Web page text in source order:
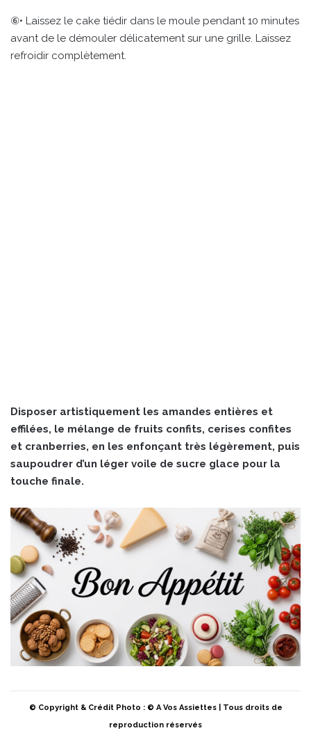
⑥• Laissez le cake tiédir dans le moule pendant 10 minutes
avant de le démouler délicatement sur une grille. Laissez
refroidir complètement.
Disposer artistiquement les amandes entières et
effilées, le mélange de fruits confits, cerises confites
et cranberries, en les enfonçant très légèrement, puis
saupoudrer d’un léger voile de sucre glace pour la
touche finale.
© Copyright & Crédit Photo : © A Vos Assiettes | Tous droits de
reproduction réservés